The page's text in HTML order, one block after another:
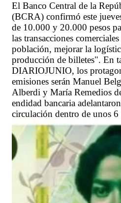
El Banco Central de la
(BCRA) confirmó este
de 10.000 y 20.000 pesos
las transacciones
población, mejorar la
producción de billetes". En
DIARIOJUNIO, los
emisiones serán Manuel
Alberdi y María Remedios
endidad bancaria
circulación dentro de unos 6